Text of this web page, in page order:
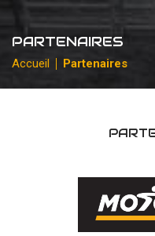
PHOTOS / WEB TV
PARTENAIRES
PARTENAIRES
Accueil Partenaires